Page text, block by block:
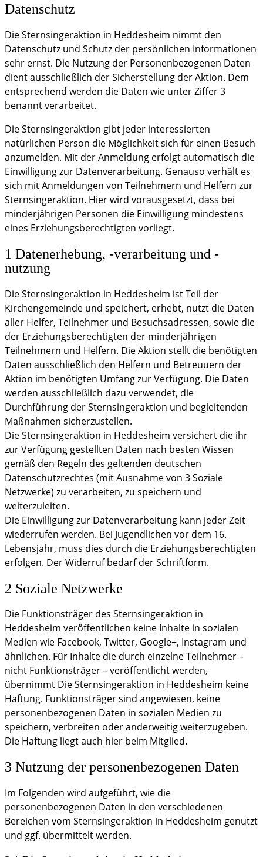
Datenschutz
Die Sternsingeraktion in Heddesheim nimmt den
Datenschutz und Schutz der persönlichen Informationen
sehr ernst. Die Nutzung der Personenbezogenen Daten
dient ausschließlich der Sicherstellung der Aktion. Dem
entsprechend werden die Daten wie unter Ziffer 3
benannt verarbeitet.
Die Sternsingeraktion gibt jeder interessierten
natürlichen Person die Möglichkeit sich für einen Besuch
anzumelden. Mit der Anmeldung erfolgt automatisch die
Einwilligung zur Datenverarbeitung. Genauso verhält es
sich mit Anmeldungen von Teilnehmern und Helfern zur
Sternsingeraktion. Hier wird vorausgesetzt, dass bei
minderjährigen Personen die Einwilligung mindestens
eines Erziehungsberechtigten vorliegt.
1 Datenerhebung, -verarbeitung und -
nutzung
Die Sternsingeraktion in Heddesheim ist Teil der
Kirchengemeinde und speichert, erhebt, nutzt die Daten
aller Helfer, Teilnehmer und Besuchsadressen, sowie die
der Erziehungsberechtigten der minderjährigen
Teilnehmern und Helfern. Die Aktion stellt die benötigten
Daten ausschließlich den Helfern und Betreuuern der
Aktion im benötigten Umfang zur Verfügung. Die Daten
werden ausschließlich dazu verwendet, die
Durchführung der Sternsingeraktion und begleitenden
Maßnahmen sicherzustellen.
Die Sternsingeraktion in Heddesheim versichert die ihr
zur Verfügung gestellten Daten nach besten Wissen
gemäß den Regeln des geltenden deutschen
Datenschutzrechtes (mit Ausnahme von 3 Soziale
Netzwerke) zu verarbeiten, zu speichern und
weiterzuleiten.
Die Einwilligung zur Datenverarbeitung kann jeder Zeit
wiederrufen werden. Bei Jugendlichen vor dem 16.
Lebensjahr, muss dies durch die Erziehungsberechtigten
erfolgen. Der Widerruf bedarf der Schriftform.
2 Soziale Netzwerke
Die Funktionsträger des Sternsingeraktion in
Heddesheim veröffentlichen keine Inhalte in sozialen
Medien wie Facebook, Twitter, Google+, Instagram und
ähnlichen. Für Inhalte die durch einzelne Teilnehmer –
nicht Funktionsträger – veröffentlicht werden,
übernimmt Die Sternsingeraktion in Heddesheim keine
Haftung. Funktionsträger sind angewiesen, keine
personenbezogenen Daten in sozialen Medien zu
speichern, verbreiten oder anderweitig weiterzugeben.
Die Haftung liegt auch hier beim Mitglied.
3 Nutzung der personenbezogenen Daten
Im Folgenden wird aufgeführt, wie die
personenbezogenen Daten in den verschiedenen
Bereichen vom Sternsingeraktion in Heddesheim genutzt
und ggf. übermittelt werden.